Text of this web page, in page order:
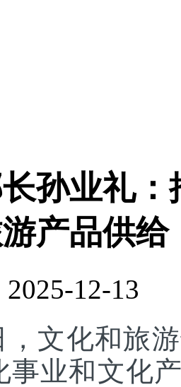
孙业礼
产品供给
12-13
，文化和旅
事业和文化